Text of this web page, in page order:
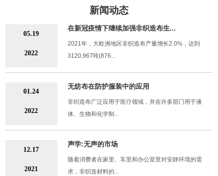
新闻动态
05.19
2022
在新冠疫情下继续加强非织造布生...
2021年，大欧洲地区非织造布产量增长2.0%，达到
3120,967吨(876...
01.24
2022
无纺布在防护服装中的应用
非织造布广泛应用于医疗领域，并在许多部门用于液
体、生物和化学制...
12.17
2021
声学:无声的市场
随着消费者在家里、车里和办公室里对安静环境的需
求，非织造材料的...